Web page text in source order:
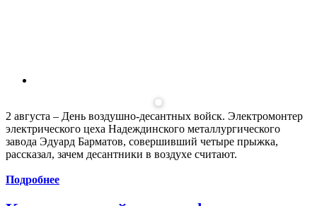
2 августа – День воздушно-десантных войск. Электромонтер
электрического цеха Надеждинского металлургического
завода Эдуард Барматов, совершивший четыре прыжка,
рассказал, зачем десантники в воздухе считают.
Подробнее